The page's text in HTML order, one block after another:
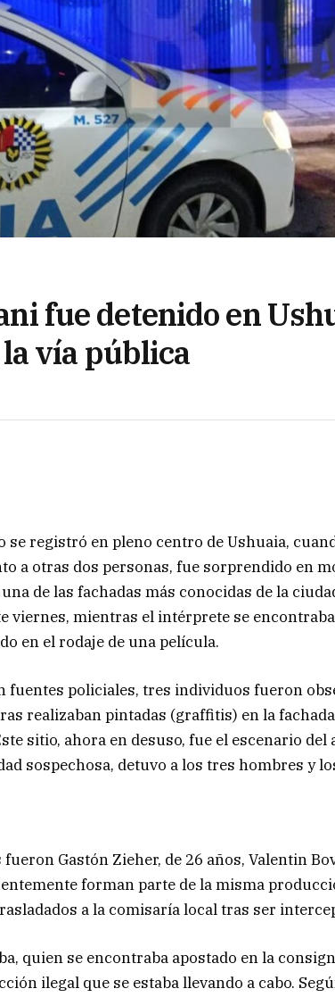
fue detenido en
vía pública
se registró en pleno centro de Ushuaia,
a otras dos personas, fue sorprendido en
de las fachadas más conocidas de la
viernes, mientras el intérprete se
en el rodaje de una película.
fuentes policiales, tres individuos fueron
realizaban pintadas (graffitis) en la
sitio, ahora en desuso, fue el escenario
sospechosa, detuvo a los tres hombres y
Gastón Zieher, de 26 años, Valentin
forman parte de la misma
a la comisaría local tras ser
quien se encontraba apostado en la
ilegal que se estaba llevando a cabo.